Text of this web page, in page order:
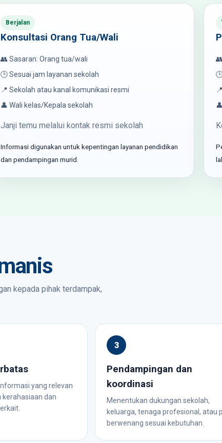
Berjalan
Konsultasi Orang Tua/Wali
👥 Sasaran: Orang tua/wali
🕒 Sesuai jam layanan sekolah
📍 Sekolah atau kanal komunikasi resmi
👤 Wali kelas/Kepala sekolah
Janji temu melalui kontak resmi sekolah
Informasi digunakan untuk kepentingan layanan pendidikan
dan pendampingan murid.
kepada pihak terdampak,
yang relevan
dan
Pendampingan dan
koordinasi
Menentukan dukungan sekolah,
keluarga, tenaga profesional, atau
berwenang sesuai kebutuhan.